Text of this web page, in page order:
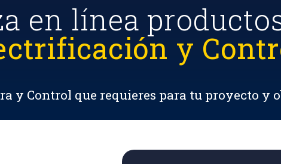
en línea
y
y Control que requieres para tu proyecto y